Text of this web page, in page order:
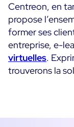
Passés
Webinars
TARIFS
Centreon Infra
Centreon Log
Centreon, en
propose
former ses
entreprise, e-
virtuelles.
trouverons la